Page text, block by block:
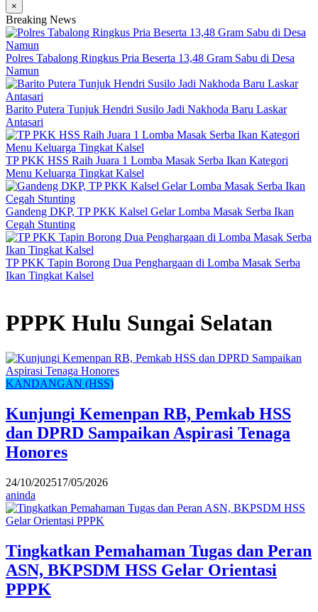
×
Breaking News
Polres Tabalong Ringkus Pria Beserta 13,48 Gram Sabu di Desa
Namun
Barito Putera Tunjuk Hendri Susilo Jadi Nakhoda Baru Laskar
Antasari
TP PKK HSS Raih Juara 1 Lomba Masak Serba Ikan Kategori
Menu Keluarga Tingkat Kalsel
Gandeng DKP, TP PKK Kalsel Gelar Lomba Masak Serba Ikan
Cegah Stunting
TP PKK Tapin Borong Dua Penghargaan di Lomba Masak Serba
Ikan Tingkat Kalsel
PPPK Hulu Sungai Selatan
KANDANGAN (HSS)
Kunjungi Kemenpan RB, Pemkab HSS
dan DPRD Sampaikan Aspirasi Tenaga
Honores
24/10/202517/05/2026
aninda
Tingkatkan Pemahaman Tugas dan Peran
ASN, BKPSDM HSS Gelar Orientasi
PPPK